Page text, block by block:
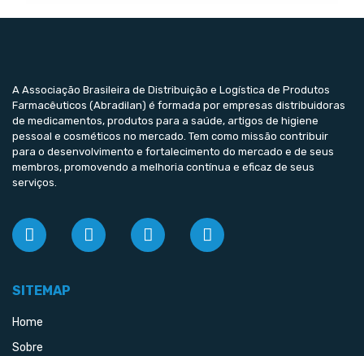
A Associação Brasileira de Distribuição e Logística de Produtos
Farmacêuticos (Abradilan) é formada por empresas distribuidoras
de medicamentos, produtos para a saúde, artigos de higiene
pessoal e cosméticos no mercado. Tem como missão contribuir
para o desenvolvimento e fortalecimento do mercado e de seus
membros, promovendo a melhoria contínua e eficaz de seus
serviços.
SITEMAP
Home
Sobre